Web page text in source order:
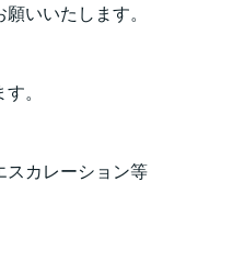
いいたします。
。
スカレーション等